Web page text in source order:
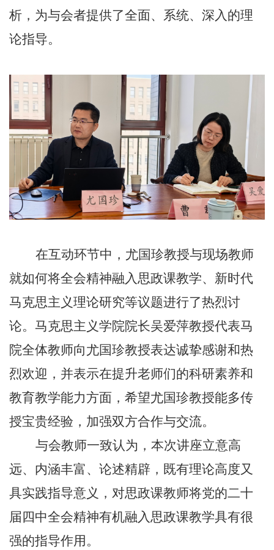
析，为与会者提供了全面、系统、深入的理
论指导。
在互动环节中，尤国珍教授与现场教师
就如何将全会精神融入思政课教学、新时代
马克思主义理论研究等议题进行了热烈讨
论。马克思主义学院院长吴爱萍教授代表马
院全体教师向尤国珍教授表达诚挚感谢和热
烈欢迎，并表示在提升老师们的科研素养和
教育教学能力方面，希望尤国珍教授能多传
授宝贵经验，加强双方合作与交流。
与会教师一致认为，本次讲座立意高
远、内涵丰富、论述精辟，既有理论高度又
具实践指导意义，对思政课教师将党的二十
届四中全会精神有机融入思政课教学具有很
强的指导作用。